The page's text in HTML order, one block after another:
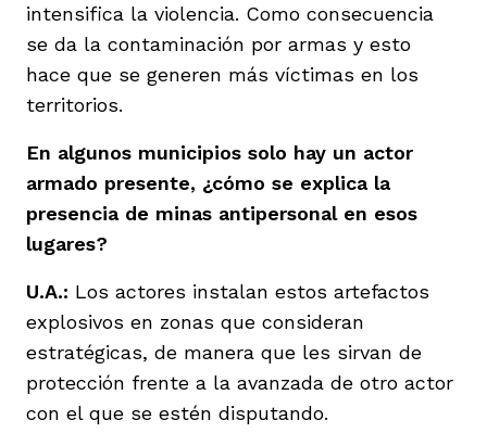
intensifica la violencia. Como consecuencia
se da la contaminación por armas y esto
hace que se generen más víctimas en los
territorios.
En algunos municipios solo hay un actor
armado presente, ¿cómo se explica la
presencia de minas antipersonal en esos
lugares?
U.A.: Los actores instalan estos artefactos
explosivos en zonas que consideran
estratégicas, de manera que les sirvan de
protección frente a la avanzada de otro actor
con el que se estén disputando.